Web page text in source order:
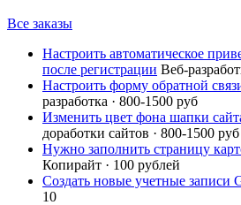
Все заказы
Настроить автоматическое
после регистрации Веб-
Настроить форму обратной
разработка · 800-1500 руб
Изменить цвет фона шапки
доработки сайтов · 800-1500 руб
Нужно заполнить страницу
Копирайт · 100 рублей
Создать новые учетные записи
10